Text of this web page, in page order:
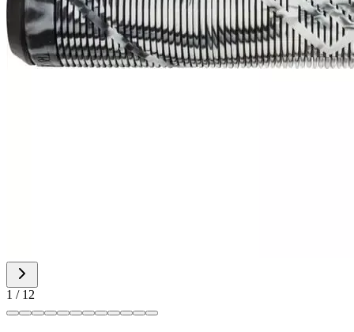
1 / 12